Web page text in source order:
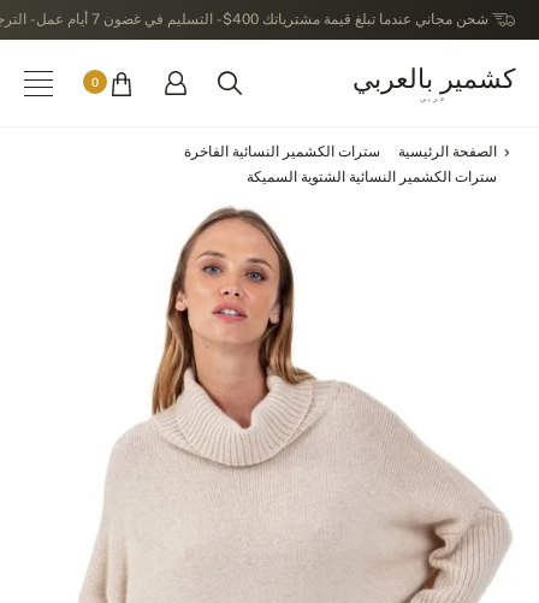
شحن مجاني عندما تبلغ قيمة مشترياتك 400$ - التسليم في غضون 7 أيام عمل - الترجيع في خلال 14 يوماً بعد الاستلام
كشمير بالعربي
عربى
0
الصفحة الرئيسية
سترات الكشمير النسائية الفاخرة
سترات الكشمير النسائية الشتوية السميكة